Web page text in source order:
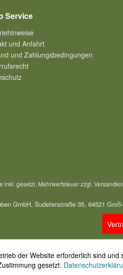
Service
und Anfahrt
und Zahlungsbedingungen
inkl. gesetzl. Mehrwertsteuer zzgl.
GmbH, Sudetenstraße 35, 64521
der Website erforderlich sind
gesetzt.